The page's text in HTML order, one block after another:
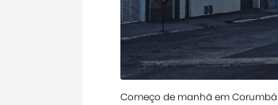
Começo de manhã em Corumbá